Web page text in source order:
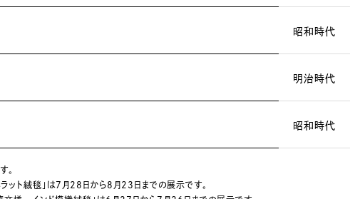
昭和時代
明治時代
昭和時代
。
絨毯」は7月28日から8月23日までの展示です。